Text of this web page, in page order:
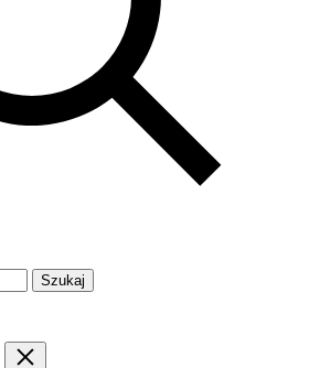
Szukaj